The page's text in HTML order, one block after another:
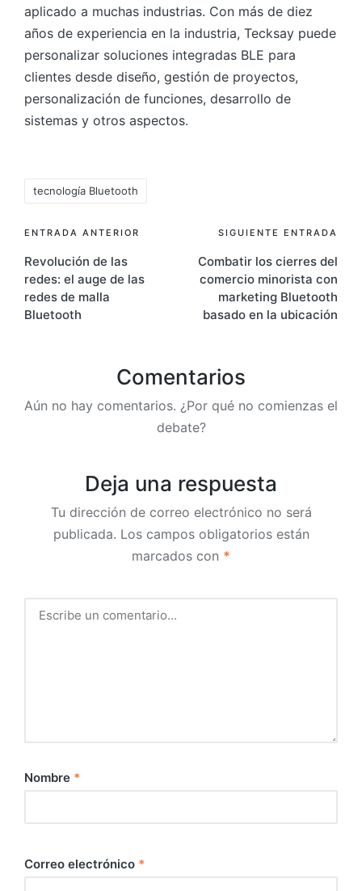
aplicado a muchas industrias. Con más de diez
años de experiencia en la industria, Tecksay puede
personalizar soluciones integradas BLE para
clientes desde diseño, gestión de proyectos,
personalización de funciones, desarrollo de
sistemas y otros aspectos.
tecnología Bluetooth
Navegación
de
entradas
ENTRADA ANTERIOR
Revolución de las
redes: el auge de las
redes de malla
Bluetooth
SIGUIENTE ENTRADA
Combatir los cierres del
comercio minorista con
marketing Bluetooth
basado en la ubicación
Comentarios
Aún no hay comentarios. ¿Por qué no comienzas el
debate?
Deja una respuesta
Tu dirección de correo electrónico no será
publicada. Los campos obligatorios están
marcados con *
Nombre *
Correo electrónico *